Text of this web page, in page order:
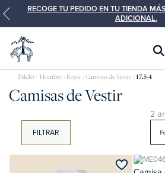
RECOGE TU PEDIDO EN TU TIENDA
ADICIONAL.
Camisas
de
vestir
Hombre Ropa Camisas de Vestir 17.5/4
Camisas de Vestir
FILTRAR
2